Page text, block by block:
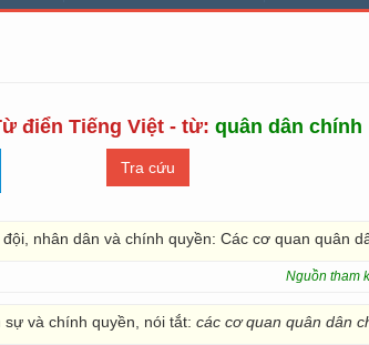
điển Tiếng Việt - từ: quân dân chính
nhân dân và chính quyền: Các cơ quan quân
Nguồn tham
sự và chính quyền, nói tắt: các cơ quan quân dân